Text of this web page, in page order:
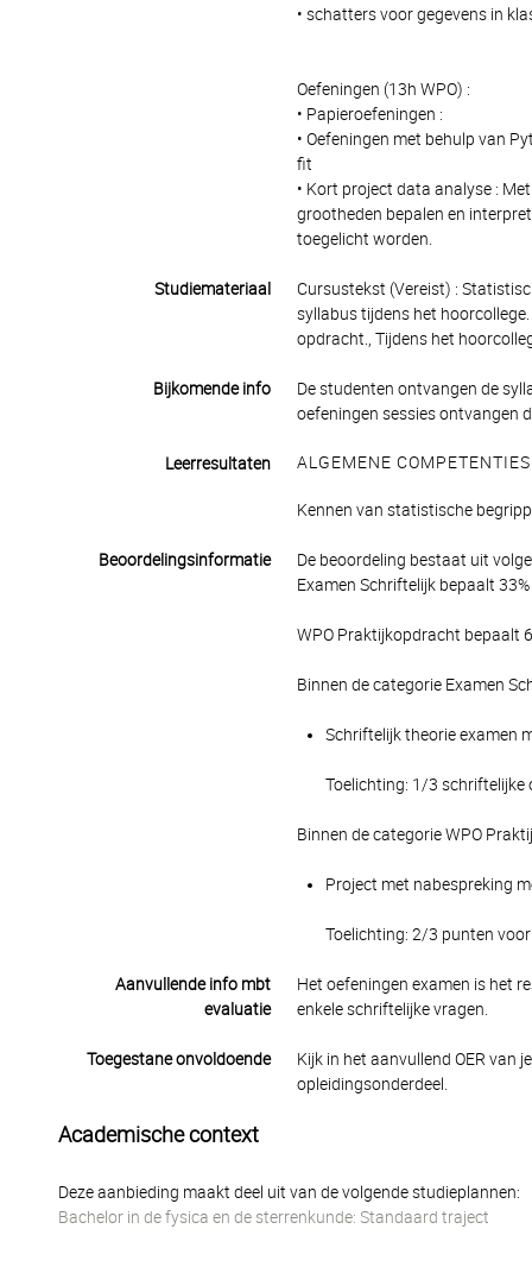
• schatters voor gegevens in
Oefeningen (13h WPO) :
• Papieroefeningen :
• Oefeningen met behulp van
fit
• Kort project data analyse :
grootheden bepalen en
toegelicht worden.
Studiemateriaal
Cursustekst (Vereist) :
syllabus tijdens het
opdracht., Tijdens het
Bijkomende info
De studenten ontvangen de
oefeningen sessies ontvangen
Leerresultaten ALGEMENE COMPETENTIES
Kennen van statistische
Beoordelingsinformatie
De beoordeling bestaat uit
Examen Schriftelijk bepaalt
WPO Praktijkopdracht bepaalt
Binnen de categorie Examen
Schriftelijk theorie examen
Toelichting: 1/3 schriftelijke
Binnen de categorie WPO
Project met nabespreking
Toelichting: 2/3 punten
Aanvullende info mbt
evaluatie
Het oefeningen examen is het
enkele schriftelijke vragen.
Toegestane onvoldoende
Kijk in het aanvullend OER van
opleidingsonderdeel.
Academische context
Deze aanbieding maakt deel uit van de volgende studieplannen:
Bachelor in de fysica en de sterrenkunde: Standaard traject